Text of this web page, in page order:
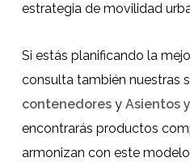
estrategia de movilidad
Si estás planificando la
consulta también nuestras
contenedoresy Asientos
encontrarás productos
armonizan con este